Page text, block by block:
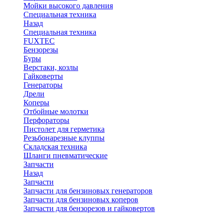
Мойки высокого давления
Специальная техника
Назад
Специальная техника
FUXTEC
Бензорезы
Буры
Верстаки, козлы
Гайковерты
Генераторы
Дрели
Коперы
Отбойные молотки
Перфораторы
Пистолет для герметика
Резьбонарезные клуппы
Складская техника
Шланги пневматические
Запчасти
Назад
Запчасти
Запчасти для бензиновых генераторов
Запчасти для бензиновых коперов
Запчасти для бензорезов и гайковертов